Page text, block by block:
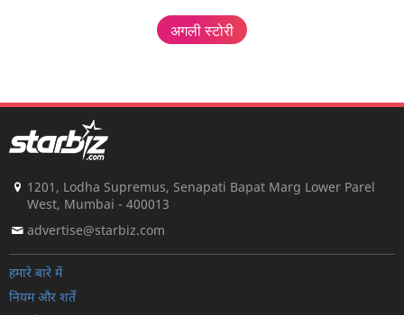
अगली स्टोरी
1201, Lodha Supremus, Senapati Bapat Marg Lower Parel
West, Mumbai - 400013
advertise@starbiz.com
हमारे बारे में
नियम और शर्तें